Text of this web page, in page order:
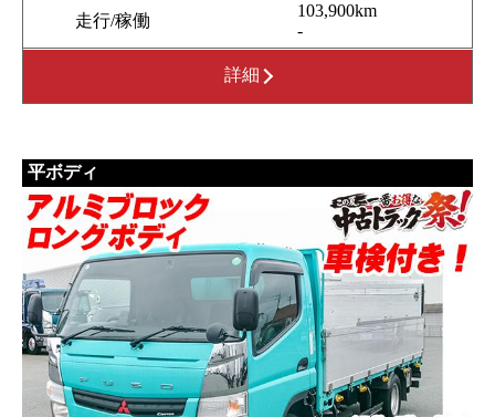
走行/稼働
103,900km
-
詳細
平ボディ